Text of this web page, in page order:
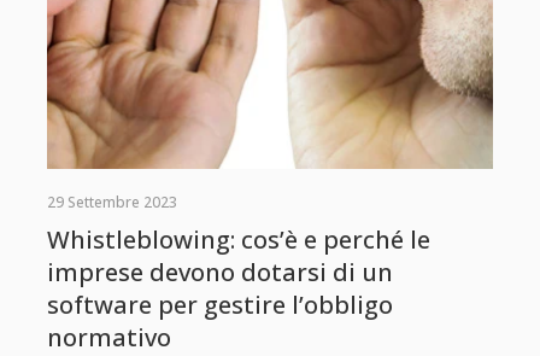
29 Settembre 2023
Whistleblowing: cos’è e perché le
imprese devono dotarsi di un
software per gestire l’obbligo
normativo